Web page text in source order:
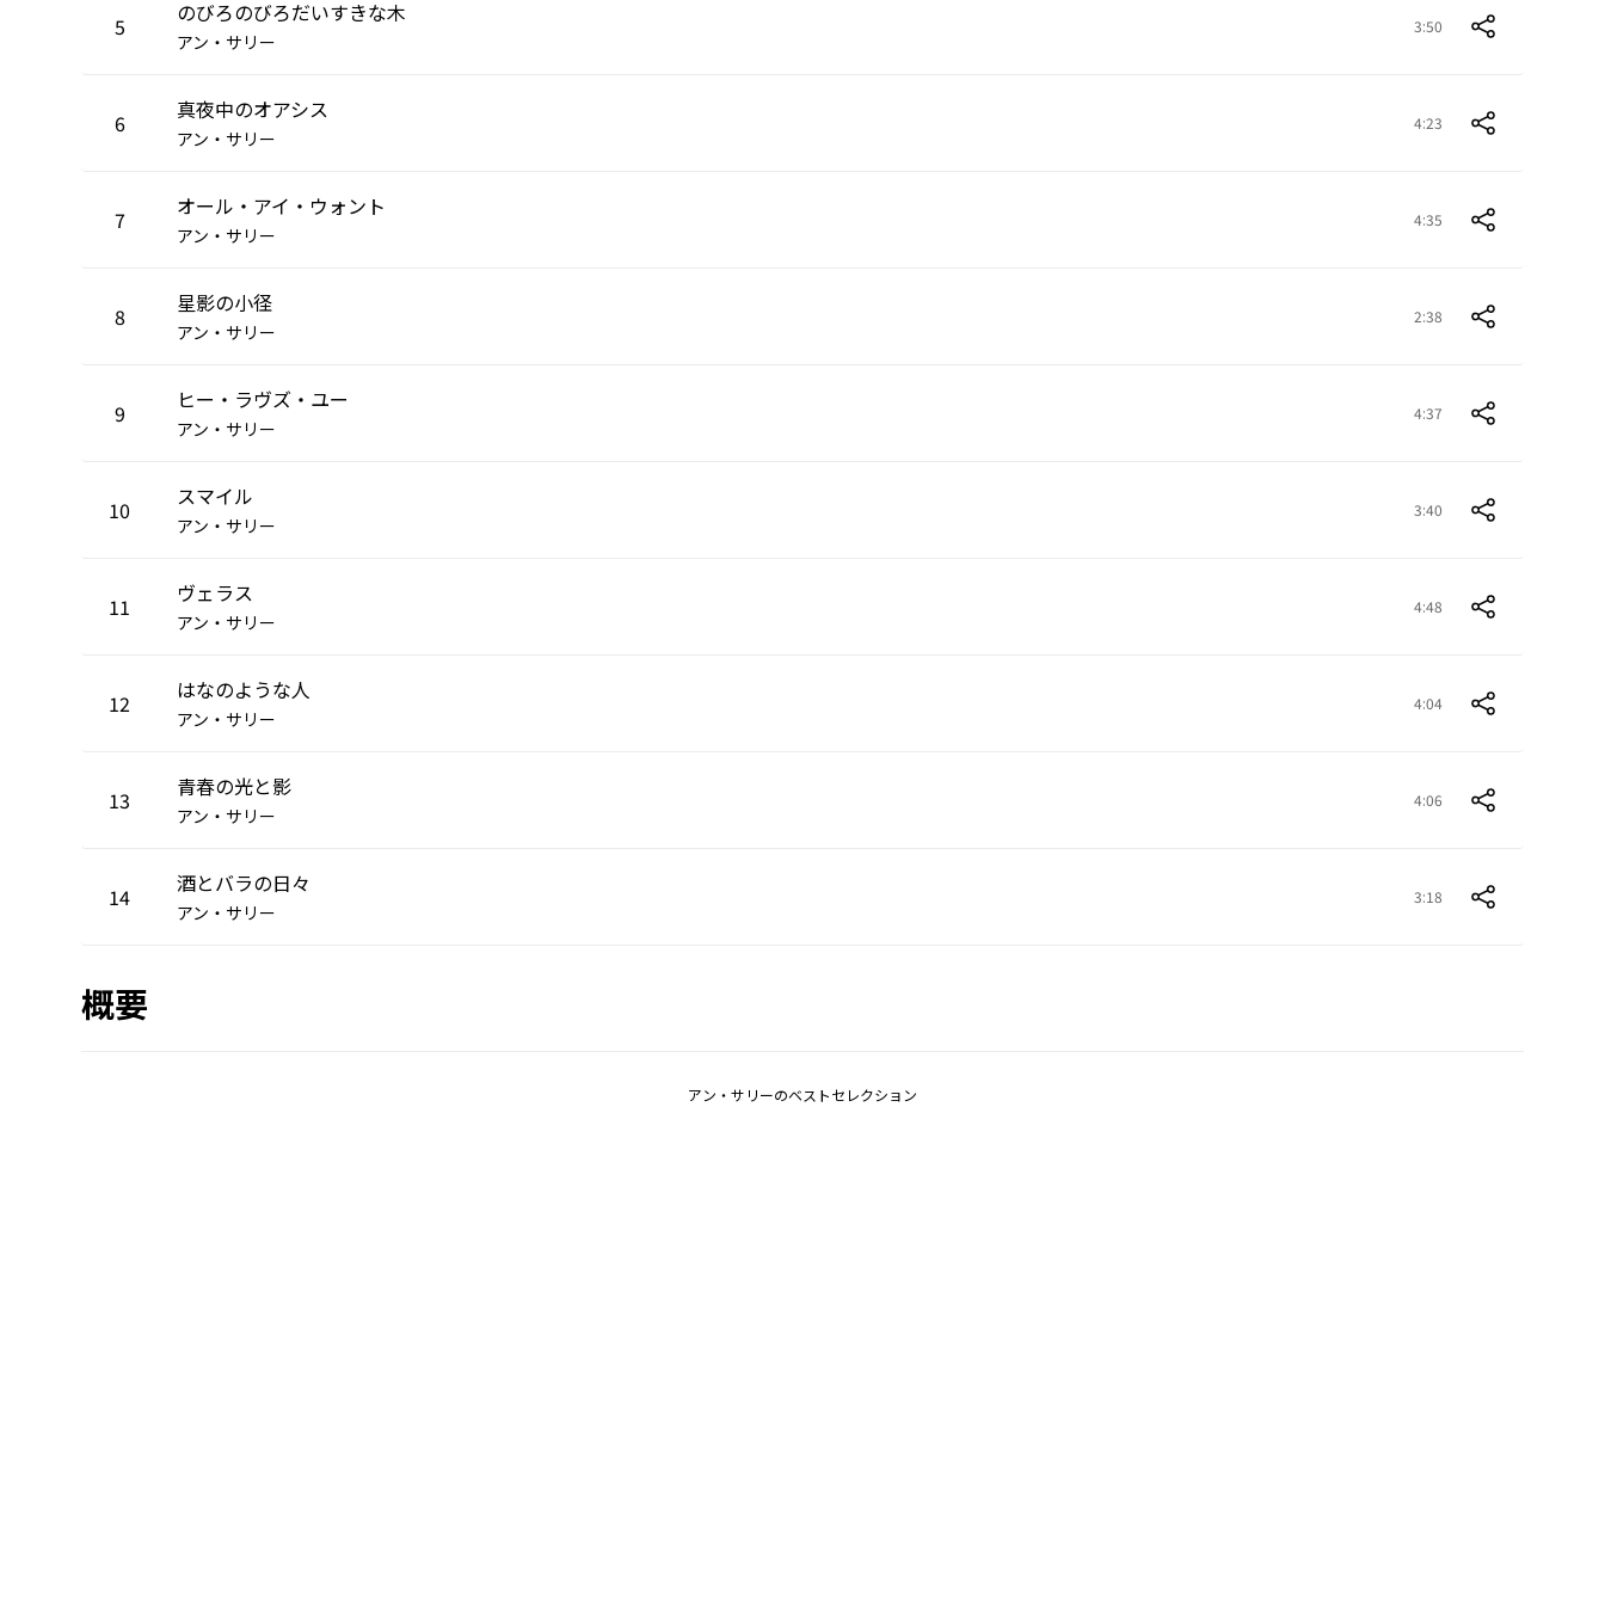
5 のびろのびろだいすきな木
アン・サリー
3:50
6 真夜中のオアシス
アン・サリー
4:23
7 オール・アイ・ウォント
アン・サリー
4:35
8 星影の小径
アン・サリー
2:38
9 ヒー・ラヴズ・ユー
アン・サリー
4:37
10 スマイル
アン・サリー
3:40
11 ヴェラス
アン・サリー
4:48
12 はなのような人
アン・サリー
4:04
13 青春の光と影
アン・サリー
4:06
14 酒とバラの日々
アン・サリー
3:18
概要
アン・サリーのベストセレクション